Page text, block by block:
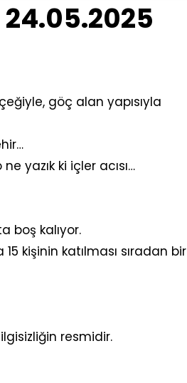
24.05.2025
göç alan yapısıyla
yazık ki içler acısı…
boş kalıyor.
kişinin katılması sıradan bir
resmidir.